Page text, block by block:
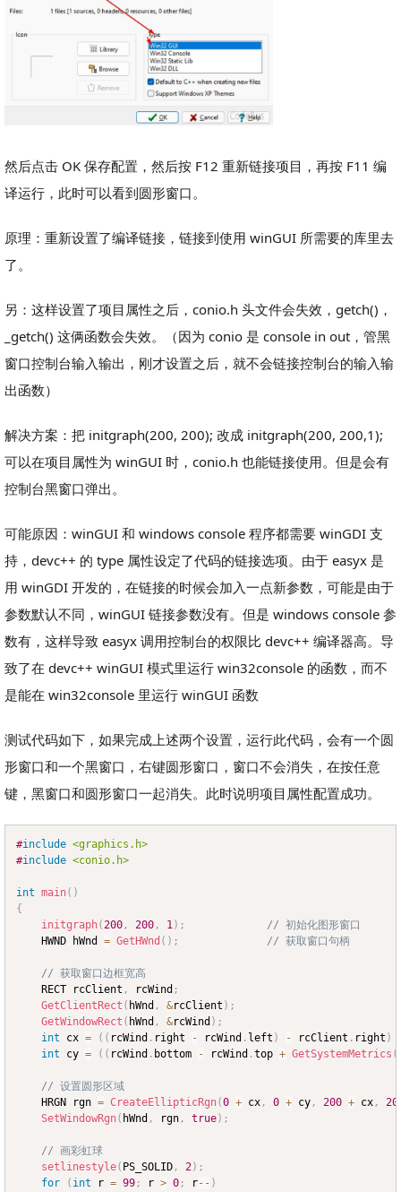
然后点击 OK 保存配置，然后按 F12 重新链接项目，再按 F11 编
译运行，此时可以看到圆形窗口。
原理：重新设置了编译链接，链接到使用 winGUI 所需要的库里去
了。
另：这样设置了项目属性之后，conio.h 头文件会失效，getch()，
_getch() 这俩函数会失效。（因为 conio 是 console in out，管黑
窗口控制台输入输出，刚才设置之后，就不会链接控制台的输入输
出函数）
解决方案：把 initgraph(200, 200); 改成 initgraph(200, 200,1);
可以在项目属性为 winGUI 时，conio.h 也能链接使用。但是会有
控制台黑窗口弹出。
可能原因：winGUI 和 windows console 程序都需要 winGDI 支
持，devc++ 的 type 属性设定了代码的链接选项。由于 easyx 是
用 winGDI 开发的，在链接的时候会加入一点新参数，可能是由于
参数默认不同，winGUI 链接参数没有。但是 windows console 参
数有，这样导致 easyx 调用控制台的权限比 devc++ 编译器高。导
致了在 devc++ winGUI 模式里运行 win32console 的函数，而不
是能在 win32console 里运行 winGUI 函数
测试代码如下，如果完成上述两个设置，运行此代码，会有一个圆
形窗口和一个黑窗口，右键圆形窗口，窗口不会消失，在按任意
键，黑窗口和圆形窗口一起消失。此时说明项目属性配置成功。
#include <graphics.h>
#include <conio.h>
int main( )
{
initgraph(200 , 200 , 1) ;
// 初始化图形窗口
	HWND hWnd
= GetHWnd ( ) ; // 获取窗口句柄
// 获取窗口边框宽高
	RECT rcClient
, rcWind ;
GetClientRect ( hWnd , &rcClient ) ;
GetWindowRect ( hWnd , &rcWind ) ;
int cx = ( ( rcWind . right - rcWind . left ) - rcClient . right )
int cy = ( ( rcWind . bottom - rcWind .top + GetSystemMetrics (
// 设置圆形区域
	HRGN rgn
= CreateEllipticRgn(0 + cx , 0 + cy , 200 + cx ,
SetWindowRgn( hWnd , rgn , true) ;
// 画彩虹球
setlinestyle( PS_SOLID , 2) ;
for
( int r = 99 ; r > 0 ; r-- )